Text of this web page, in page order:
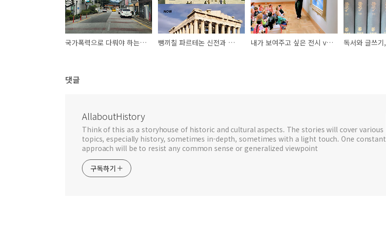
국가폭력으로 다뤄야 하는 우리안의 약탈문화재 뺑끼칠 파르테논 신전과 고려시대 철불 내가 보여주고 싶은 전시 vs. 저들이 보고싶어 하는 전시
댓글
AllaboutHistory
Think of this as a storyhouse of historic and cultural aspects. The stories will cover various
topics, especially history, sometimes in-depth, sometimes with a light touch. One constant
approach will be to resist any common sense or generalized viewpoint
구독하기